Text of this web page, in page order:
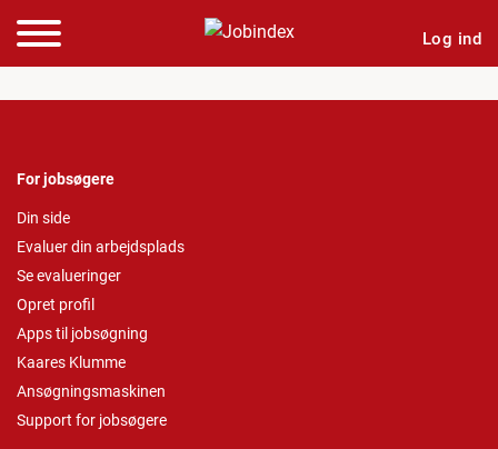
Log ind
For jobsøgere
Din side
Evaluer din arbejdsplads
Se evalueringer
Opret profil
Apps til jobsøgning
Kaares Klumme
Ansøgningsmaskinen
Support for jobsøgere